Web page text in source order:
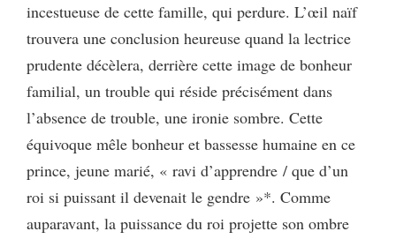
incestueuse de cette famille, qui perdure. L’œil naïf
trouvera une conclusion heureuse quand la lectrice
prudente décèlera, derrière cette image de bonheur
familial, un trouble qui réside précisément dans
l’absence de trouble, une ironie sombre. Cette
équivoque mêle bonheur et bassesse humaine en ce
prince, jeune marié, « ravi d’apprendre / que d’un
roi si puissant il devenait le gendre »*. Comme
auparavant, la puissance du roi projette son ombre